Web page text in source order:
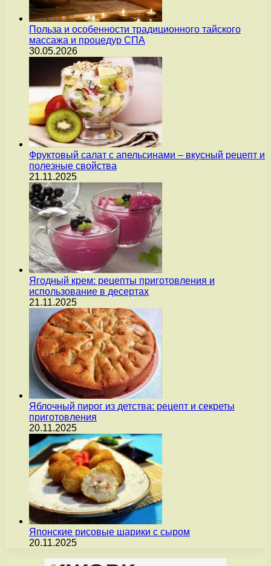
Польза и особенности традиционного тайского
массажа и процедур СПА
30.05.2026
Фруктовый салат с апельсинами – вкусный рецепт и
полезные свойства
21.11.2025
Ягодный крем: рецепты приготовления и
использование в десертах
21.11.2025
Яблочный пирог из детства: рецепт и секреты
приготовления
20.11.2025
Японские рисовые шарики с сыром
20.11.2025